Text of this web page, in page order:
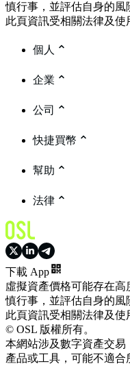
慎行事，並評估自身的風
此頁資訊受相關法律及使
個人
企業
公司
快捷買幣
幫助
法律
下載 App
虛擬資產價格可能存在
慎行事，並評估自身的風
此頁資訊受相關法律及使
© OSL 版權所有。
本網站涉及數字資產交
產品或工具，可能不適合